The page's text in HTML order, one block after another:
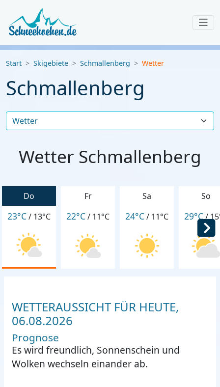
Start Skigebiete Schmallenberg Wetter
Schmallenberg
Wetter Schmallenberg
Do
23°C/ 13°C
Fr
22°C/ 11°C
Sa
24°C/ 11°C
So
29°C/
WETTERAUSSICHT FÜR HEUTE,
06.08.2026
Prognose
Es wird freundlich, Sonnenschein und
Wolken wechseln einander ab.